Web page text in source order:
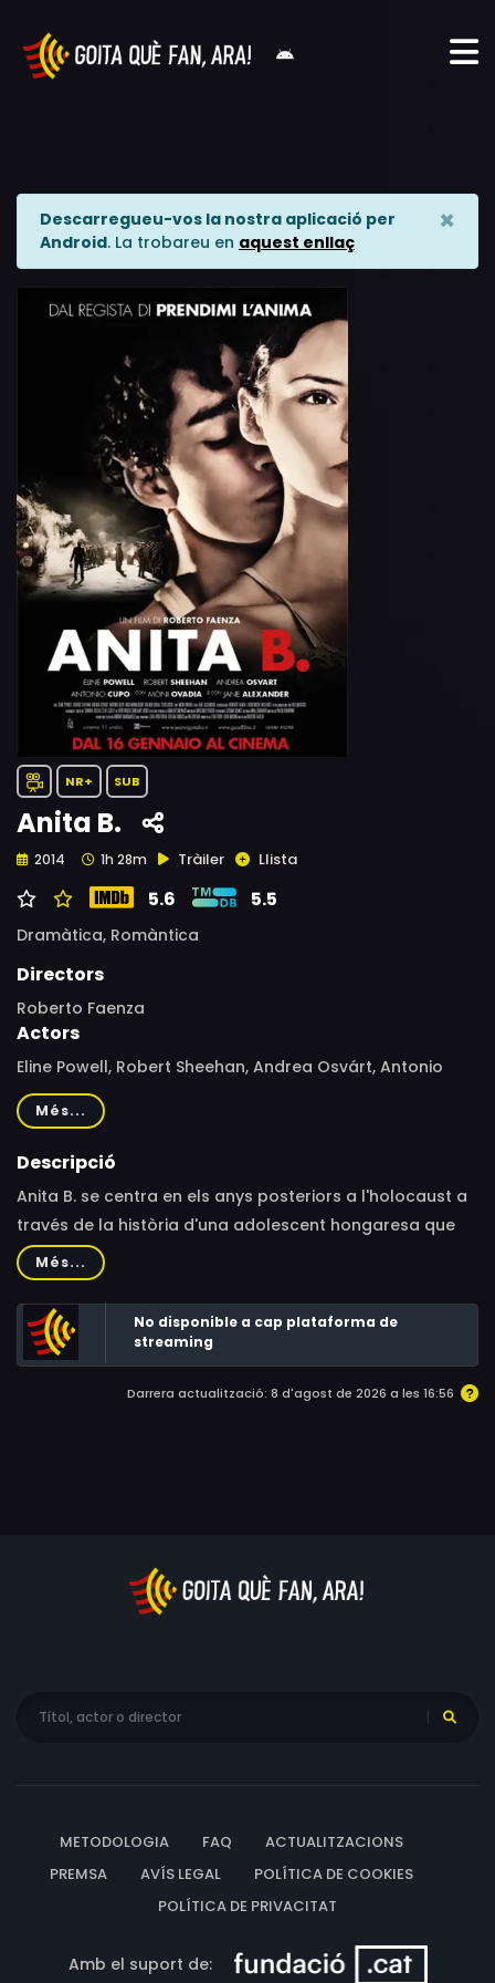
Descarregueu-vos la nostra aplicació per
Android. La trobareu en aquest enllaç
×
NR+ SUB
Anita B.
2014 1h 28m Tràiler Llista
5.6 5.5
Dramàtica, Romàntica
Directors
Roberto Faenza
Actors
Eline Powell, Robert Sheehan, Andrea Osvárt, Antonio
Cupo, Nico Mirallegro, Clive Riche, Guenda Goria, Moni
Ovadia, Jane Alexander, Christian Bianco, Eva Kuen,
Emma Lo Bianco, Franco Moscon
Més...
Descripció
Anita B. se centra en els anys posteriors a l'holocaust a
través de la història d'una adolescent hongaresa que
ha sobreviscut a Auschwitz. Un cop fora del camp de
concentració, se’n va a viure amb la seva tia.
Més...
No disponible a cap plataforma de
streaming
Darrera actualització: 8 d'agost de 2026 a les 16:56
METODOLOGIA FAQ
ACTUALITZACIONS
PREMSA
AVÍS LEGAL
POLÍTICA DE COOKIES
POLÍTICA DE PRIVACITAT
Amb el suport de: